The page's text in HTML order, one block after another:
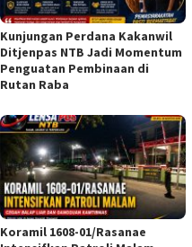
Kunjungan Perdana Kakanwil
Ditjenpas NTB Jadi Momentum
Penguatan Pembinaan di
Rutan Raba
Koramil 1608-01/Rasanae